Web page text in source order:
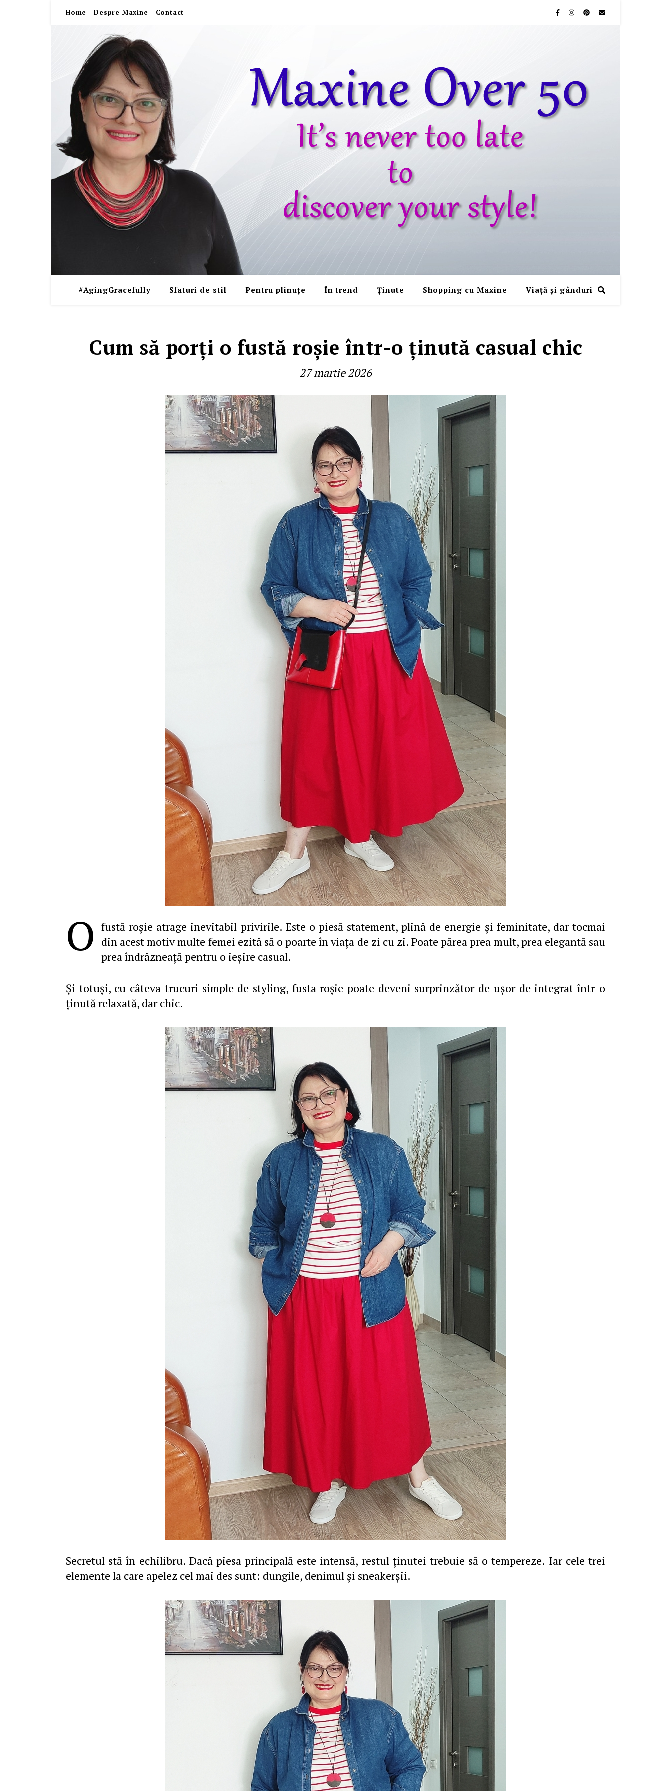
Home Despre Maxine Contact
#AgingGracefully Sfaturi de stil Pentru plinuțe În trend Ținute Shopping cu Maxine Viaţă şi gânduri
Cum să porți o fustă roșie într-o ținută casual chic
27 martie 2026
O fustă roșie atrage inevitabil privirile. Este o piesă statement, plină de energie și feminitate, dar tocmai
din acest motiv multe femei ezită să o poarte în viața de zi cu zi. Poate părea prea mult, prea elegantă sau
prea îndrăzneață pentru o ieșire casual.
Și totuși, cu câteva trucuri simple de styling, fusta roșie poate deveni surprinzător de ușor de integrat într-o
ținută relaxată, dar chic.
Secretul stă în echilibru. Dacă piesa principală este intensă, restul ținutei trebuie să o tempereze. Iar cele trei
elemente la care apelez cel mai des sunt: dungile, denimul și sneakerșii.